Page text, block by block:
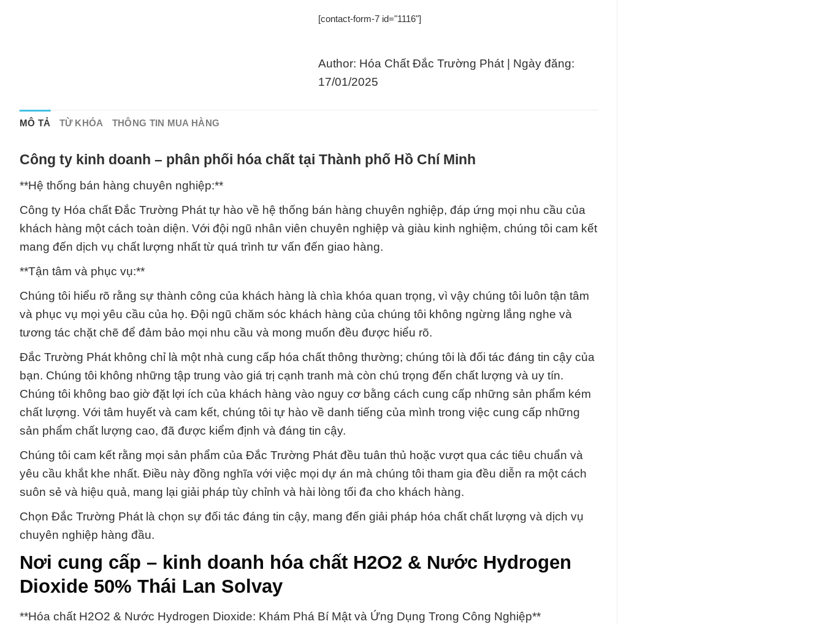
[contact-form-7 id="1116"]
Author: Hóa Chất Đắc Trường Phát | Ngày đăng:
17/01/2025
MÔ TẢ TỪ KHÓA THÔNG TIN MUA HÀNG
Công ty kinh doanh – phân phối hóa chất tại Thành phố Hồ Chí Minh
**Hệ thống bán hàng chuyên nghiệp:**
Công ty Hóa chất Đắc Trường Phát tự hào về hệ thống bán hàng chuyên nghiệp, đáp ứng mọi nhu cầu của
khách hàng một cách toàn diện. Với đội ngũ nhân viên chuyên nghiệp và giàu kinh nghiệm, chúng tôi cam kết
mang đến dịch vụ chất lượng nhất từ quá trình tư vấn đến giao hàng.
**Tận tâm và phục vụ:**
Chúng tôi hiểu rõ rằng sự thành công của khách hàng là chìa khóa quan trọng, vì vậy chúng tôi luôn tận tâm
và phục vụ mọi yêu cầu của họ. Đội ngũ chăm sóc khách hàng của chúng tôi không ngừng lắng nghe và
tương tác chặt chẽ để đảm bảo mọi nhu cầu và mong muốn đều được hiểu rõ.
Đắc Trường Phát không chỉ là một nhà cung cấp hóa chất thông thường; chúng tôi là đối tác đáng tin cậy của
bạn. Chúng tôi không những tập trung vào giá trị cạnh tranh mà còn chú trọng đến chất lượng và uy tín.
Chúng tôi không bao giờ đặt lợi ích của khách hàng vào nguy cơ bằng cách cung cấp những sản phẩm kém
chất lượng. Với tâm huyết và cam kết, chúng tôi tự hào về danh tiếng của mình trong việc cung cấp những
sản phẩm chất lượng cao, đã được kiểm định và đáng tin cậy.
Chúng tôi cam kết rằng mọi sản phẩm của Đắc Trường Phát đều tuân thủ hoặc vượt qua các tiêu chuẩn và
yêu cầu khắt khe nhất. Điều này đồng nghĩa với việc mọi dự án mà chúng tôi tham gia đều diễn ra một cách
suôn sẻ và hiệu quả, mang lại giải pháp tùy chỉnh và hài lòng tối đa cho khách hàng.
Chọn Đắc Trường Phát là chọn sự đối tác đáng tin cậy, mang đến giải pháp hóa chất chất lượng và dịch vụ
chuyên nghiệp hàng đầu.
Nơi cung cấp – kinh doanh hóa chất H2O2 & Nước Hydrogen
Dioxide 50% Thái Lan Solvay
**Hóa chất H2O2 & Nước Hydrogen Dioxide: Khám Phá Bí Mật và Ứng Dụng Trong Công Nghiệp**